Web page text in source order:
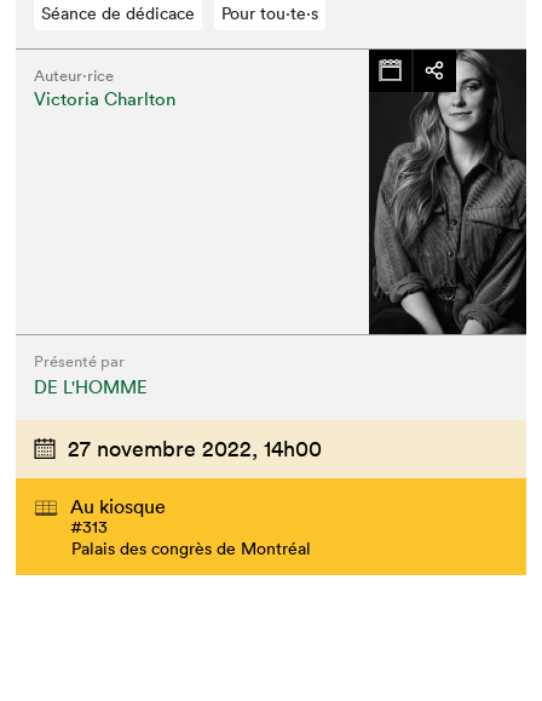
Que cherchez-vous?
Séance de dédicace Pour tou⋅te⋅s
Auteur·rice
Victoria Charlton
Présenté par
DE L'HOMME
27 novembre 2022, 14h00
Au kiosque
#313
Palais des congrès de Montréal